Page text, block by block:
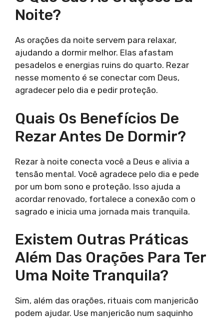
Noite?
As orações da noite servem para relaxar,
ajudando a dormir melhor. Elas afastam
pesadelos e energias ruins do quarto. Rezar
nesse momento é se conectar com Deus,
agradecer pelo dia e pedir proteção.
Quais Os Benefícios De
Rezar Antes De Dormir?
Rezar à noite conecta você a Deus e alivia a
tensão mental. Você agradece pelo dia e pede
por um bom sono e proteção. Isso ajuda a
acordar renovado, fortalece a conexão com o
sagrado e inicia uma jornada mais tranquila.
Existem Outras Práticas
Além Das Orações Para Ter
Uma Noite Tranquila?
Sim, além das orações, rituais com manjericão
podem ajudar. Use manjericão num saquinho